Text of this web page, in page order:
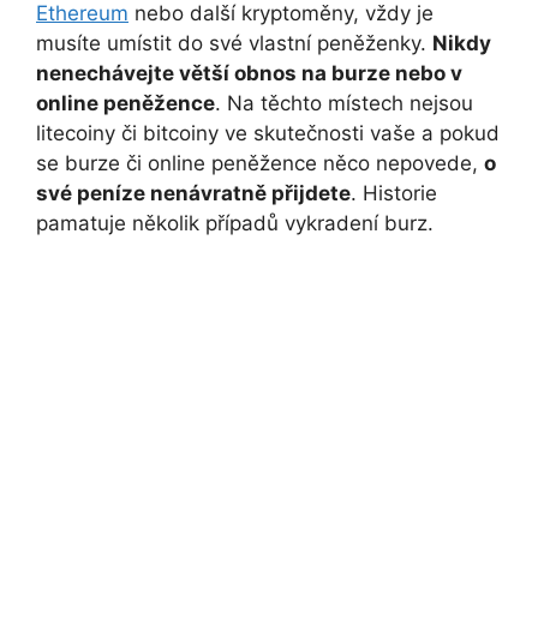
Ethereum nebo další kryptoměny, vždy je
musíte umístit do své vlastní peněženky. Nikdy
nenechávejte větší obnos na burze nebo v
online peněžence. Na těchto místech nejsou
litecoiny či bitcoiny ve skutečnosti vaše a pokud
se burze či online peněžence něco nepovede, o
své peníze nenávratně přijdete. Historie
pamatuje několik případů vykradení burz.